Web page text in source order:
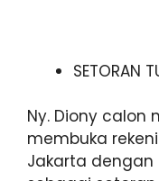
SETORAN
Ny. Diony calon
membuka
Jakarta dengan